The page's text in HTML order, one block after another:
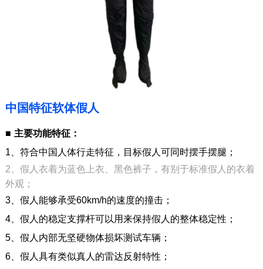
中国特征软体假人
■ 主要功能特征：
1、符合中国人体行走特征，目标假人可同时摆手摆腿；
2、 假人衣着为蓝色上衣、黑色裤子，有别于标准假人的衣着
外观；
3、 假人能够承受60km/h的速度的撞击；
4、 假人的稳定支撑杆可以用来保持假人的整体稳定性；
5、 假人内部无坚硬物体损坏测试车辆；
6、 假人具有类似真人的雷达反射特性；